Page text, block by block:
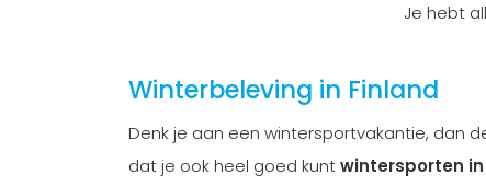
Je hebt
Winterbeleving in Finland
Denk je aan een wintersportvakantie, dan
dat je ook heel goed kuntwintersporten in